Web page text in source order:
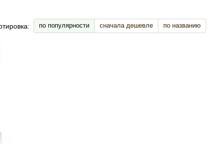
по популярности сначала дешевле по названию